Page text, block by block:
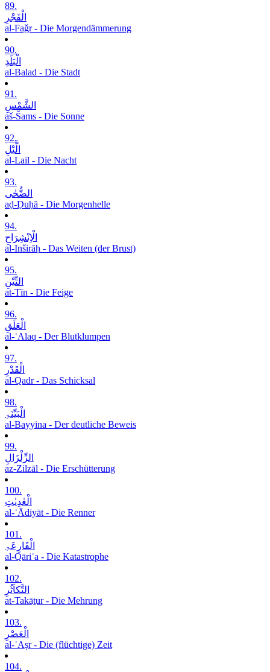
89.
الْفَجْرِ
al-Faǧr - Die Morgendämmerung
90.
الْبَلَدِ
al-Balad - Die Stadt
91.
الشَّمْسِ
aš-Šams - Die Sonne
92.
الَّیْلِ
al-Lail - Die Nacht
93.
الضُّحٰی
aḍ-Ḍuḥā - Die Morgenhelle
94.
الْاِنْشِرَاحِ
al-Inširāḥ - Das Weiten (der Brust)
95.
التِّیْنِ
at-Tīn - Die Feige
96.
الْعَلَقِ
al-ʿAlaq - Der Blutklumpen
97.
الْقَدْرِ
al-Qadr - Das Schicksal
98.
الْبَیِّنَۃِ
al-Bayyina - Der deutliche Beweis
99.
الزِّلْزَالِ
az-Zilzāl - Die Erschütterung
100.
الْعٰدِیٰتِ
al-ʿĀdiyāt - Die Renner
101.
الْقَارِعَۃِ
al-Qāriʿa - Die Katastrophe
102.
التَّکاَثُرِ
at-Takāṯur - Die Mehrung
103.
الْعَصْرِ
al-ʿAṣr - Die (flüchtige) Zeit
104.